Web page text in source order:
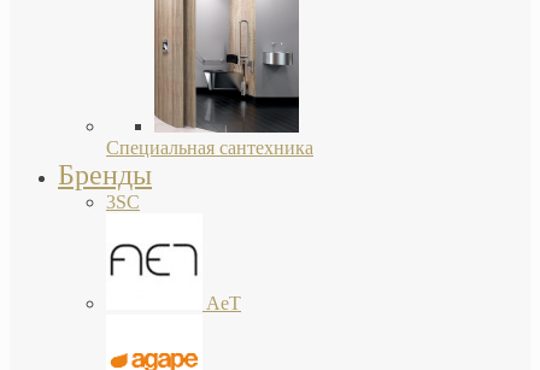
Специальная сантехника
Бренды
3SC
AeT